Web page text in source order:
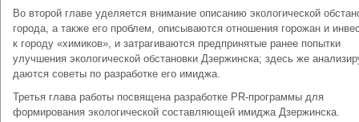
Во второй главе уделяется внимание описанию экологической
города, а также его проблем, описываются отношения горожан и
к городу «химиков», и затрагиваются предпринятые ранее попытки
улучшения экологической обстановки Дзержинска; здесь же
даются советы по разработке его имиджа.
Третья глава работы посвящена разработке PR-программы для
формирования экологической составляющей имиджа Дзержинска.